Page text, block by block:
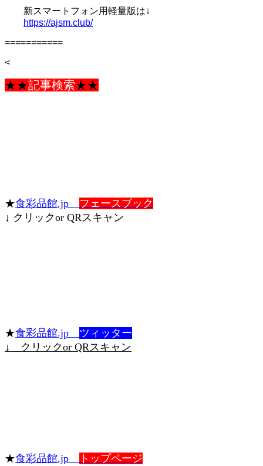
新スマートフォン用軽量版は↓
https://ajsm.club/
===========
<
★★記事検索★★
★食彩品館.jp フェースブック
↓ クリックor QRスキャン
★食彩品館.jp ツィッター
↓ クリックor QRスキャン
★食彩品館.jp
トップページ